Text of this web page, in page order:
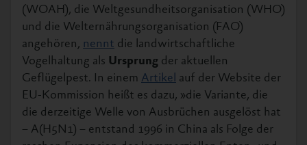
(WOAH), die Weltgesundheitsorganisation (WHO)
und die Welternährungsorganisation (FAO)
angehören, nennt die landwirtschaftliche
Vogelhaltung als Ursprung der aktuellen
Geflügelpest. In einem Artikel auf der Website der
EU-Kommission heißt es dazu, »die Variante, die
die derzeitige Welle von Ausbrüchen ausgelöst hat
– A(H5N1) – entstand 1996 in China als Folge der